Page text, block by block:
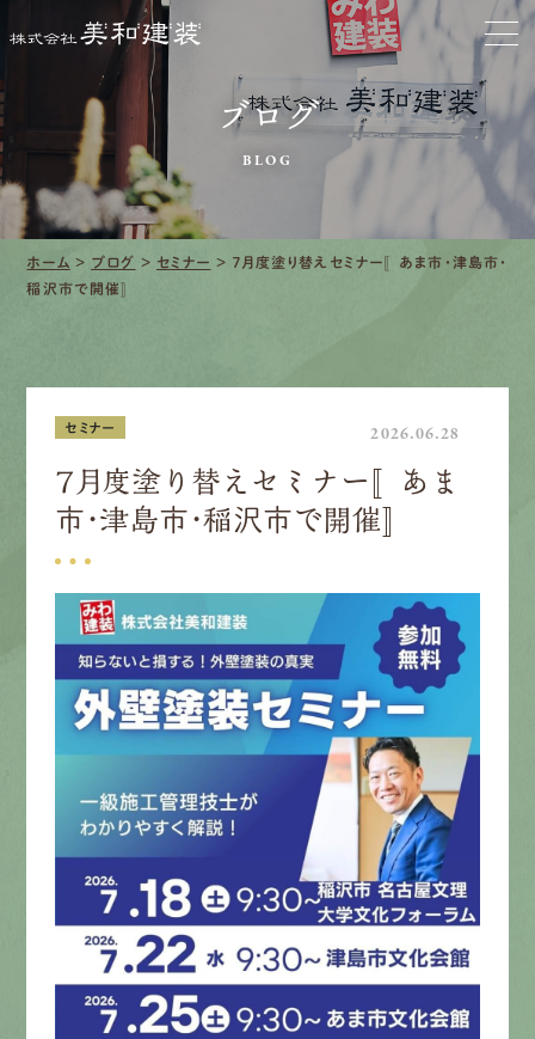
お家をきれいに
会社をきれいに
クリーニング
施工事例
口コミ・レビュー紹介
採用情報
先輩インタビュー
エントリー
資格者が、無料建 診断 いたします!!
0120-44-2605
営業時間 8:00−18:00 ｜
定休日 日曜・祝日
ブログ
BLOG
ホーム > ブログ > セミナー > ７月度塗り替えセミナー〚あま市・津島市・
稲沢市で開催〛
セミナー 2026.06.28
７月度塗り替えセミナー〚あま
市・津島市・稲沢市で開催〛